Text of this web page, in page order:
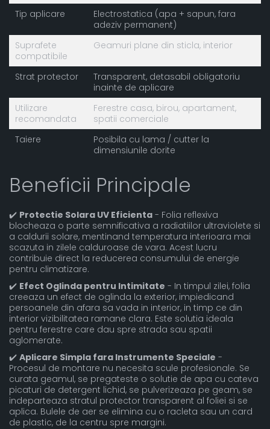
Tip aplicare
Electrostatica (apa + sapun, fara
adeziv permanent)
Suprafete
compatibile
Geamuri plane din sticla, interior
Strat protector
Transparent, detasabil obligatoriu
inainte de aplicare
Utilizare
recomandata
Ferestre casa, birou, apartament,
spatii comerciale
Taiere
Posibila cu lama / cutter la
dimensiunile dorite
Beneficii Principale
✔️ Protectie Solara UV Eficienta - Folia reflexiva
blocheaza o parte semnificativa a radiatiilor ultraviolete si
a caldurii solare, mentinand temperatura interioara mai
scazuta in zilele calduroase de vara. Acest lucru
contribuie direct la reducerea consumului de energie
pentru climatizare.
✔️ Efect Oglinda pentru Intimitate - In timpul zilei, folia
creeaza un efect de oglinda la exterior, impiedicand
persoanele din afara sa vada in interior, in timp ce din
interior vizibilitatea ramane clara. Este solutia ideala
pentru ferestre care dau spre strada sau spatii
aglomerate.
✔️ Aplicare Simpla fara Instrumente Speciale -
Procesul de montare nu necesita scule profesionale. Se
curata geamul, se pregateste o solutie de apa cu cateva
picaturi de detergent lichid, se pulverizeaza pe geam, se
indeparteaza stratul protector transparent al foliei si se
aplica. Bulele de aer se elimina cu o racleta sau un card
de plastic, de la centru spre margini.